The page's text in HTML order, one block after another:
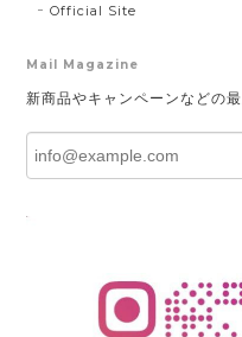
Official Site
Mail Magazine
新商品やキャンペーンなどの